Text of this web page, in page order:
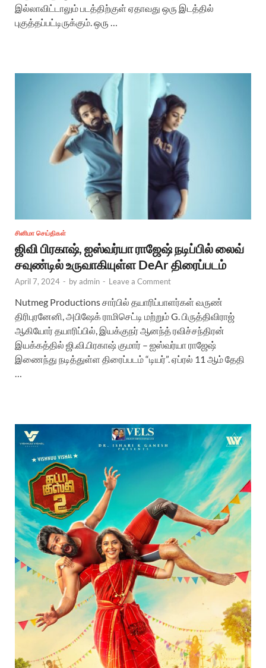
இல்லாவிட்டாலும் படத்திற்குள் ஏதாவது ஒரு இடத்தில்
புகுத்தப்பட்டிருக்கும். ஒரு …
சினிமா செய்திகள்
ஜிவி பிரகாஷ், ஐஸ்வர்யா ராஜேஷ் நடிப்பில் லைவ்
சவுண்டில் உருவாகியுள்ள DeAr திரைப்படம்
April 7, 2024 - byadmin - Leave a Comment
Nutmeg Productions சார்பில் தயாரிப்பாளர்கள் வருண்
திரிபுரனேனி, அபிஷேக் ராமிசெட்டி மற்றும் G. பிருத்திவிராஜ்
ஆகியோர் தயாரிப்பில், இயக்குநர் ஆனந்த் ரவிச்சந்திரன்
இயக்கத்தில் ஜி.வி.பிரகாஷ் குமார் – ஐஸ்வர்யா ராஜேஷ்
இணைந்து நடித்துள்ள திரைப்படம் “டியர்”. ஏப்ரல் 11 ஆம் தேதி